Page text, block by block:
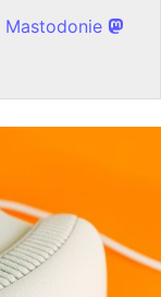
Mastodonie